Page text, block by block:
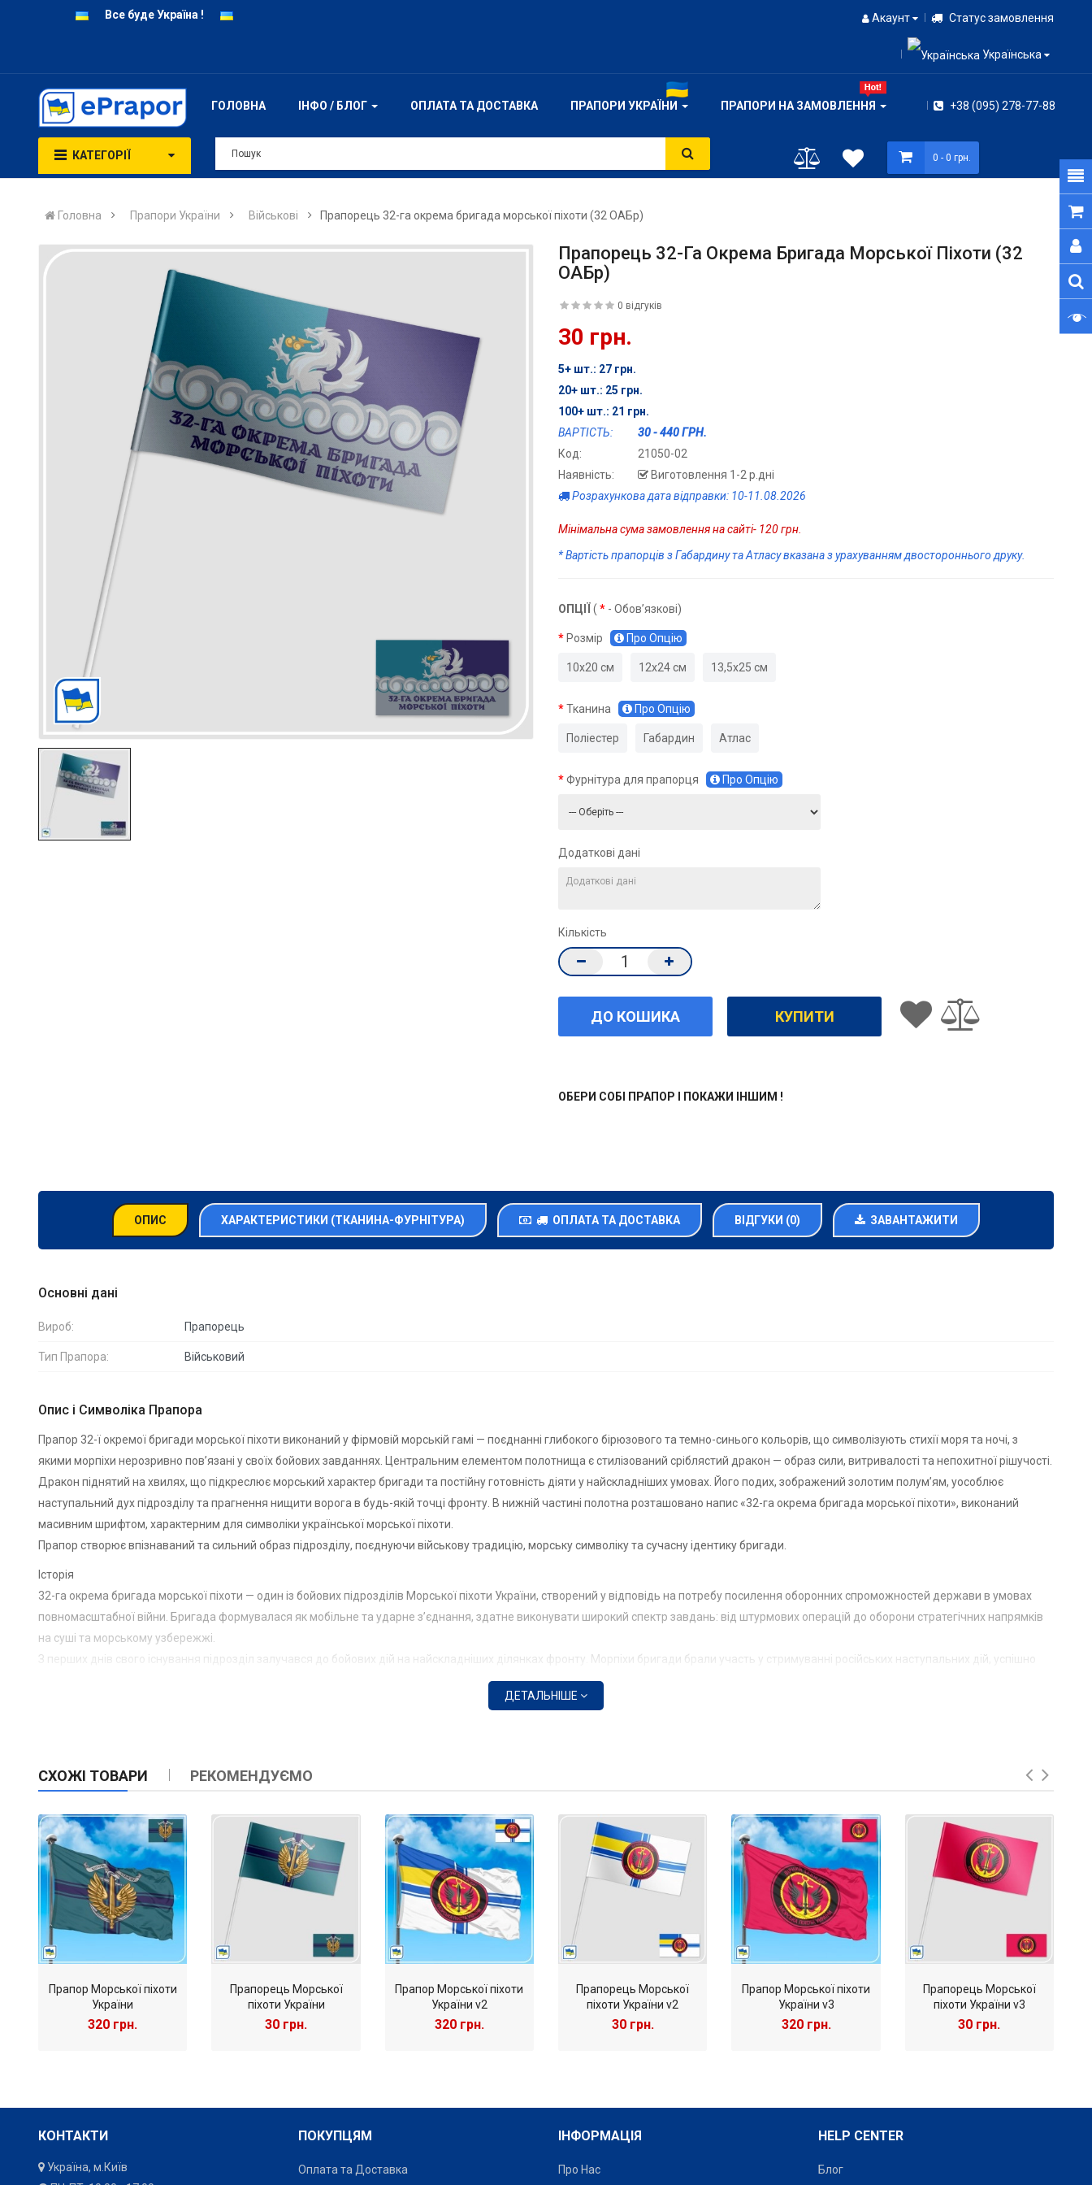
Все буде Україна ! Акаунт Статус замовлення
Українська
ГОЛОВНА ІНФО / БЛОГ ОПЛАТА ТА ДОСТАВКА ПРАПОРИ УКРАЇНИ ПРАПОРИ НА ЗАМОВЛЕННЯ +38 (095) 278-77-88
КАТЕГОРІЇ 0 - 0 грн.
Головна Прапори України Військові Прапорець 32-га окрема бригада морської піхоти (32 ОАБр)
Прапорець 32-Га Окрема Бригада Морської Піхоти (32
ОАБр)
0 відгуків
30 грн.
5+ шт.: 27 грн.
20+ шт.: 25 грн.
100+ шт.: 21 грн.
ВАРТІСТЬ:
30 - 440 ГРН.
Код:
21050-02
Наявність:
Виготовлення 1-2 р.дні
Розрахункова дата відправки: 10-11.08.2026
Мінімальна сума замовлення на сайті- 120 грн.
* Вартість прапорців з Габардину та Атласу вказана з урахуванням двостороннього друку.
ОПЦІЇ ( * - Обов’язкові)
Розмір Про Опцію
10х20 см 12х24 см 13,5х25 см
Тканина Про Опцію
Поліестер Габардин Атлас
Фурнітура для прапорця Про Опцію
Додаткові дані
Кількість
ОБЕРИ СОБІ ПРАПОР І ПОКАЖИ ІНШИМ !
ОПИС ХАРАКТЕРИСТИКИ (ТКАНИНА-ФУРНІТУРА) ОПЛАТА ТА ДОСТАВКА ВІДГУКИ (0) ЗАВАНТАЖИТИ
Основні дані
Вироб: Прапорець
Тип Прапора: Військовий
Опис і Символіка Прапора
Прапор 32-ї окремої бригади морської піхоти виконаний у фірмовій морській гамі — поєднанні глибокого бірюзового та темно-синього кольорів, що символізують стихії моря та ночі, з
якими морпіхи нерозривно пов’язані у своїх бойових завданнях. Центральним елементом полотнища є стилізований сріблястий дракон — образ сили, витривалості та непохитної рішучості.
Дракон піднятий на хвилях, що підкреслює морський характер бригади та постійну готовність діяти у найскладніших умовах. Його подих, зображений золотим полум’ям, уособлює
наступальний дух підрозділу та прагнення нищити ворога в будь-якій точці фронту. В нижній частині полотна розташовано напис «32-га окрема бригада морської піхоти», виконаний
масивним шрифтом, характерним для символіки української морської піхоти.
Прапор створює впізнаваний та сильний образ підрозділу, поєднуючи військову традицію, морську символіку та сучасну ідентику бригади.
Історія
32-га окрема бригада морської піхоти — один із бойових підрозділів Морської піхоти України, створений у відповідь на потребу посилення оборонних спроможностей держави в умовах
повномасштабної війни. Бригада формувалася як мобільне та ударне з’єднання, здатне виконувати широкий спектр завдань: від штурмових операцій до оборони стратегічних напрямків
на суші та морському узбережжі.
З перших днів свого існування підрозділ залучався до бойових дій на найскладніших ділянках фронту. Морпіхи бригади брали участь у стримуванні російських наступальних дій, успішно
діяли у складі оборонних та контрнаступальних операцій, демонструючи високу підготовку, згуртованість та впевненість у своїх силах.
Формування отримало власну унікальну символіку, що підкреслює характер та призначення бригади. Дракон у емблемі та на прапорах — не просто декоративний образ, а метафора
ДЕТАЛЬНІШЕ
СХОЖІ ТОВАРИ РЕКОМЕНДУЄМО
Прапор Морської піхоти
України
320 грн.
Прапорець Морської
піхоти України
30 грн.
Прапор Морської піхоти
України v2
320 грн.
Прапорець Морської
піхоти України v2
30 грн.
Прапор Морської піхоти
України v3
320 грн.
Прапорець Морської
піхоти України v3
30 грн.
КОНТАКТИ
Україна, м.Київ
ПОКУПЦЯМ
Оплата та Доставка
ІНФОРМАЦІЯ
Про Нас
HELP CENTER
Блог